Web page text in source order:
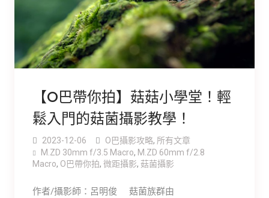
【O巴帶你拍】菇菇小學堂！輕
鬆入門的菇菌攝影教學！
2023-12-06 O巴攝影攻略, 所有文章
M.ZD 30mm f/3.5 Macro, M.ZD 60mm f/2.8
Macro, O巴帶你拍, 微距攝影, 菇菌攝影
作者/攝影師：呂明俊 菇菌族群由